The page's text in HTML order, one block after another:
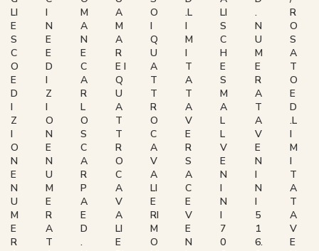
LI
E
S
C
O
E
D
I
Z
I
O
N
E
N
U
M
E
R
I
N
E
E
D
I
Z
I
O
N
E
N
U
M
E
R
A
T
M
A
N
E
C
A
R
L
O
S
C
A
R
P
A
E
D
.
A
M
A
R
E I
Q
U
A
T
T
R
O
C
A
V
A
LI
E
O
I
Q
U
A
T
T
R
O
C
A
V
A
LI
E
RI
M
O
.L
I
M
I
T
A
T
A
V
E
R
S
A
C
E
V
E
N
LI
S
C
H
E
S
M
A
L
L
V
E
N
I
N
I
7
0
.
N
U
M
E
R
A
T
A
V
E
N
I
N
I
5
1
6.
R
O
S
A
T
O
E
D
.L
I
M
I
T
A
T
A
V
E